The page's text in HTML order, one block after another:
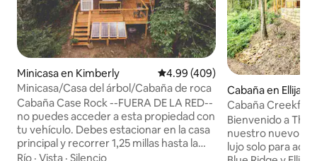
Minicasa en Kimberly Calificación promedio: 4.99 de
4.99 (409)
Minicasa/Casa del árbol/Cabaña de roca
Cabaña Case Rock --FUERA DE LA RED--
no puedes acceder a esta propiedad con
tu vehículo. Debes estacionar en la casa
principal y recorrer 1,25 millas hasta la
cabaña en un vehículo UTV propiedad de
Río · Vista · Silencio
Cabaña en Ellijay
Cabaña
inmersión en frío,
Bienvenido a The
nuestro nuevo
lujo solo para